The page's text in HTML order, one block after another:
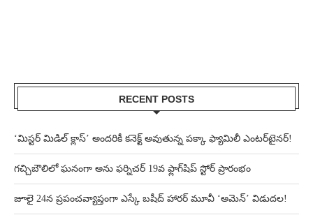
RECENT POSTS
‘మిస్టర్ మిడిల్ క్లాస్’ అందరికీ కనెక్ట్ అవుతున్న పక్కా ఫ్యామిలీ ఎంటర్‌టైనర్!
గచ్చిబౌలిలో ఘనంగా అను ఫర్నిచర్ 19వ ఫ్లాగ్‌షిప్ స్టోర్ ప్రారంభం
జూలై 24న ప్రపంచవ్యాప్తంగా ఎస్కే బషీద్‌ హారర్ మూవీ ‘అమెన్’ విడుదల!